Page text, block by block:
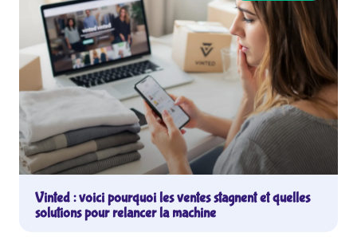
Vinted : voici pourquoi les ventes stagnent et quelles
solutions pour relancer la machine